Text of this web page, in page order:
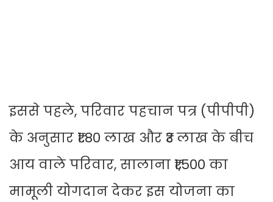
इससे पहले, परिवार पहचान पत्र (पीपीपी)
के अनुसार ₹1.80 लाख और ₹3 लाख के बीच
आय वाले परिवार, सालाना ₹1,500 का
मामूली योगदान देकर इस योजना का